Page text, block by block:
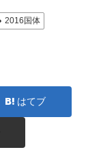
2016国体
はてブ